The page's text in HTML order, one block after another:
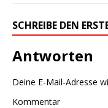
SCHREIBE DEN
Antworten
Deine E-Mail-Adresse
Kommentar